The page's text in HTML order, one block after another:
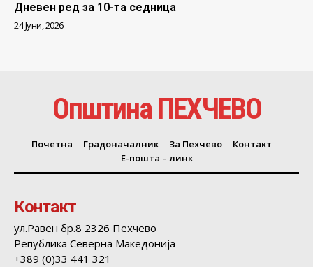
Дневен ред за 10-та седница
24 Јуни, 2026
Општина ПЕХЧЕВО
Почетна Градоначалник За Пехчево
Контакт
Е-пошта – линк
Контакт
ул.Равен бр.8 2326 Пехчево
Република Северна Македонија
+389 (0)33 441 321